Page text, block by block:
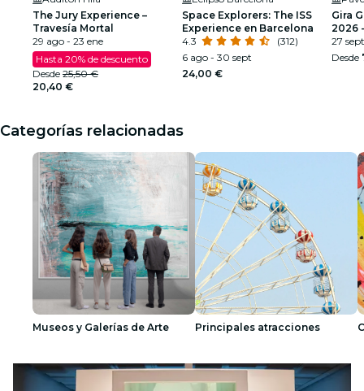
The Jury Experience –
Travesía Mortal
29 ago - 23 ene
Hasta 20% de descuento
Desde 25,50 €
20,40 €
Space Explorers: The ISS
Experience en Barcelona
4.3
(312)
6 ago - 30 sept
24,00 €
Gira
2026
27 sept
Desde
Categorías relacionadas
Museos y Galerías de Arte Principales atracciones